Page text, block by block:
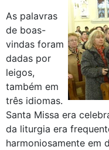
As palavras
de boas-
vindas foram
dadas por
leigos,
também em
três idiomas.
Santa Missa era
da liturgia era
harmoniosamente em